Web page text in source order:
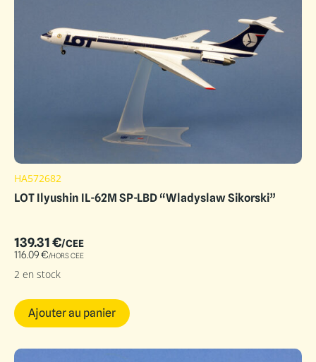
HA572682
LOT Ilyushin IL-62M SP-LBD “Wladyslaw Sikorski”
139.31€/CEE
116.09€/HORS CEE
2 en stock
Ajouter au panier